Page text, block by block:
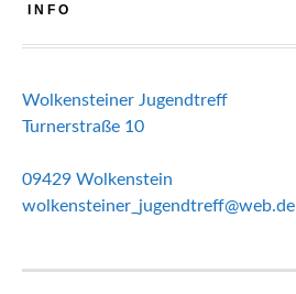
INFO
Wolkensteiner Jugendtreff
Turnerstraße 10
09429 Wolkenstein
wolkensteiner_jugendtreff@web.de